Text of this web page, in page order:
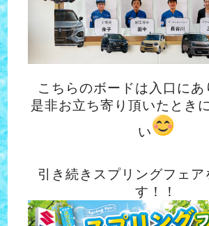
こちらのボードは入口にあ
是非お立ち寄り頂いたとき
い
引き続きスプリングフェア
す！！